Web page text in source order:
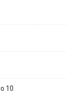
10